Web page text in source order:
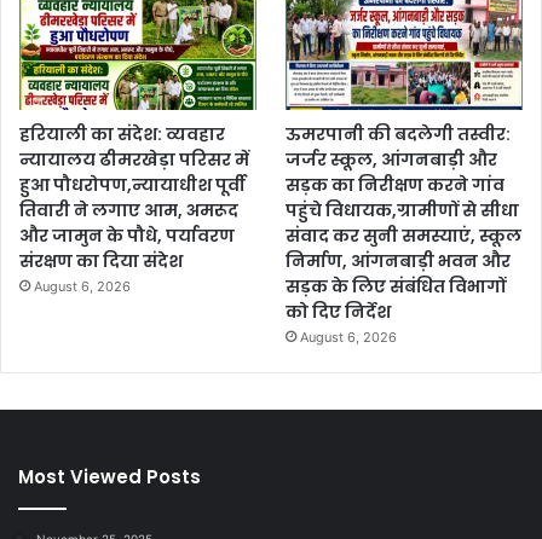
हरियाली का संदेश: व्यवहार
न्यायालय ढीमरखेड़ा परिसर में
हुआ पौधरोपण,न्यायाधीश पूर्वी
तिवारी ने लगाए आम, अमरूद
और जामुन के पौधे, पर्यावरण
संरक्षण का दिया संदेश
August 6, 2026
ऊमरपानी की बदलेगी तस्वीर:
जर्जर स्कूल, आंगनबाड़ी और
सड़क का निरीक्षण करने गांव
पहुंचे विधायक,ग्रामीणों से सीधा
संवाद कर सुनी समस्याएं, स्कूल
निर्माण, आंगनबाड़ी भवन और
सड़क के लिए संबंधित विभागों
को दिए निर्देश
August 6, 2026
Most Viewed Posts